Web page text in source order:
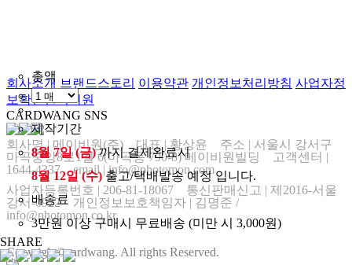
총액
제작기간
8월 7일 (금)까지 결제완료시
8월 12일 (수)출고/택배발송 예정 입니다.
배송료
3만원 이상 구매시 무료배송 (미만 시 3,000원)
SHARE
회사소개 브랜드스토리 이용약관 개인정보처리방침 사업자정
보확인원격지원
CARDWANG SNS
회사명| 메이비원(주) 대표| 황상윤 주소 | 서울시 강서구
마곡중앙8로1길 6(마곡동 790-8) 메이비원빌딩 고객센터 |
1644-4337 email |info@photomon.com
사업자등록번호 | 206-81-18067 통신판매신고 | 제2016-서울
강서-0922 개인정보보호책임자 | 김명준 /
info@photomon.co.kr
Copyright©cardwang. All rights Reserved.